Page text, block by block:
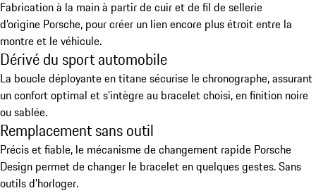
Fabrication à la main à partir de cuir et de fil de sellerie
d’origine Porsche, pour créer un lien encore plus étroit entre la
montre et le véhicule.
Dérivé du sport automobile
La boucle déployante en titane sécurise le chronographe, assurant
un confort optimal et s’intègre au bracelet choisi, en finition noire
ou sablée.
Remplacement sans outil
Précis et fiable, le mécanisme de changement rapide Porsche
Design permet de changer le bracelet en quelques gestes. Sans
outils d’horloger.